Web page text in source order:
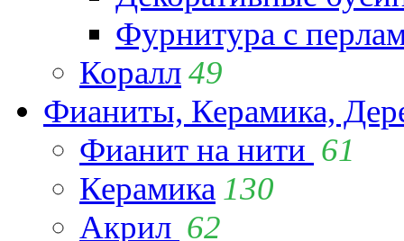
Фурнитура с
Коралл49
Фианиты, Керамика,
Фианит на нити 61
Керамика 130
Акрил 62